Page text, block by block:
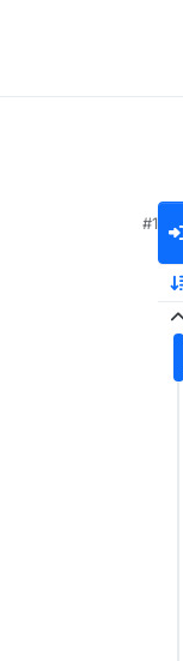
#1